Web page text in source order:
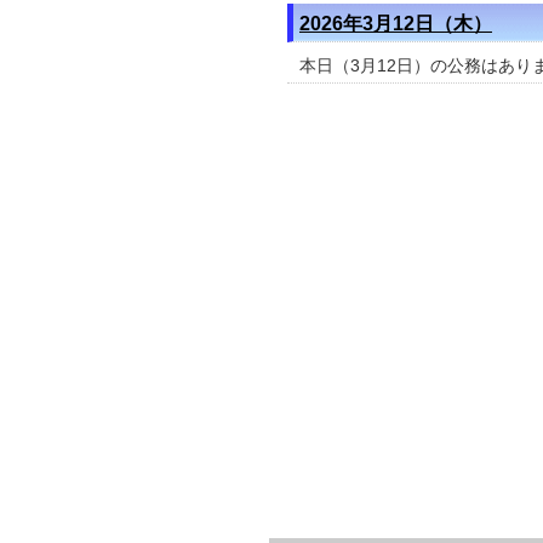
2026年3月12日（木）
本日（3月12日）の公務はあり